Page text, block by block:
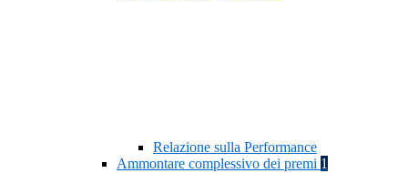
Relazione sulla Performance
Ammontare complessivo dei premi 1